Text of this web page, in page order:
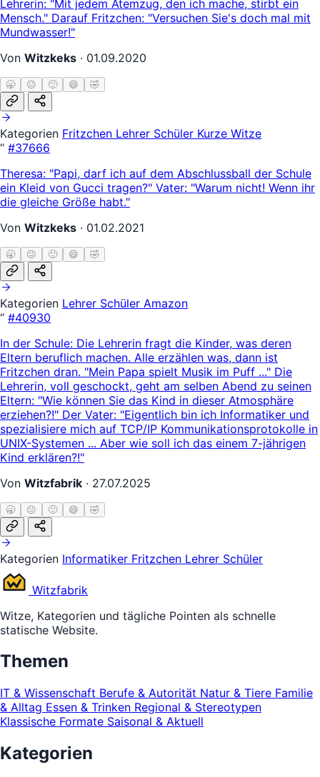
Lehrerin: "Mit jedem Atemzug, den ich mache, stirbt ein
Mensch." Darauf Fritzchen: "Versuchen Sie's doch mal mit
Mundwasser!"
Von Witzkeks · 01.09.2020
🥱 😐 🙂 😄 🤣
Kategorien Fritzchen Lehrer Schüler Kurze Witze
“ #37666
Theresa: "Papi, darf ich auf dem Abschlussball der Schule
ein Kleid von Gucci tragen?" Vater: "Warum nicht! Wenn ihr
die gleiche Größe habt."
Von Witzkeks · 01.02.2021
🥱 😐 🙂 😄 🤣
Kategorien Lehrer Schüler Amazon
“ #40930
In der Schule: Die Lehrerin fragt die Kinder, was deren
Eltern beruflich machen. Alle erzählen was, dann ist
Fritzchen dran. "Mein Papa spielt Musik im Puff ..." Die
Lehrerin, voll geschockt, geht am selben Abend zu seinen
Eltern: "Wie können Sie das Kind in dieser Atmosphäre
erziehen?!" Der Vater: "Eigentlich bin ich Informatiker und
spezialisiere mich auf TCP/IP Kommunikationsprotokolle in
UNIX-Systemen ... Aber wie soll ich das einem 7-jährigen
Kind erklären?!"
Von Witzfabrik · 27.07.2025
🥱 😐 🙂 😄 🤣
Kategorien Informatiker Fritzchen Lehrer Schüler
Witzfabrik
Witze, Kategorien und tägliche Pointen als schnelle
statische Website.
Themen
IT & Wissenschaft Berufe & Autorität Natur & Tiere Familie
& Alltag Essen & Trinken Regional & Stereotypen
Klassische Formate Saisonal & Aktuell
Kategorien